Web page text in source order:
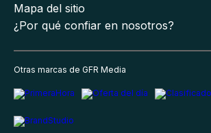
Mapa del sitio
¿Por qué confiar en nosotros?
Otras marcas de GFR Media